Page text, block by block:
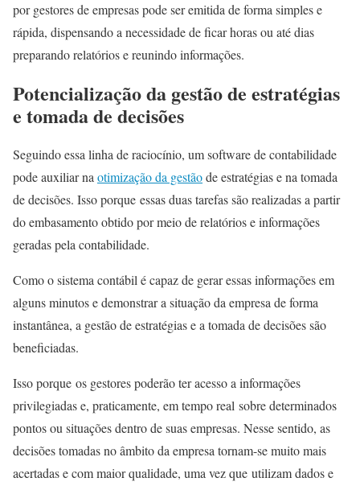
por gestores de empresas pode ser emitida de forma simples e
rápida, dispensando a necessidade de ficar horas ou até dias
preparando relatórios e reunindo informações.
Potencialização da gestão de estratégias
e tomada de decisões
Seguindo essa linha de raciocínio, um software de contabilidade
pode auxiliar na otimização da gestãode estratégias e na tomada
de decisões. Isso porque essas duas tarefas são realizadas a partir
do embasamento obtido por meio de relatórios e informações
geradas pela contabilidade.
Como o sistema contábil é capaz de gerar essas informações em
alguns minutos e demonstrar a situação da empresa de forma
instantânea, a gestão de estratégias e a tomada de decisões são
beneficiadas.
Isso porque os gestores poderão ter acesso a informações
privilegiadas e, praticamente, em tempo real sobre determinados
pontos ou situações dentro de suas empresas. Nesse sentido, as
decisões tomadas no âmbito da empresa tornam-se muito mais
acertadas e com maior qualidade, uma vez que utilizam dados e